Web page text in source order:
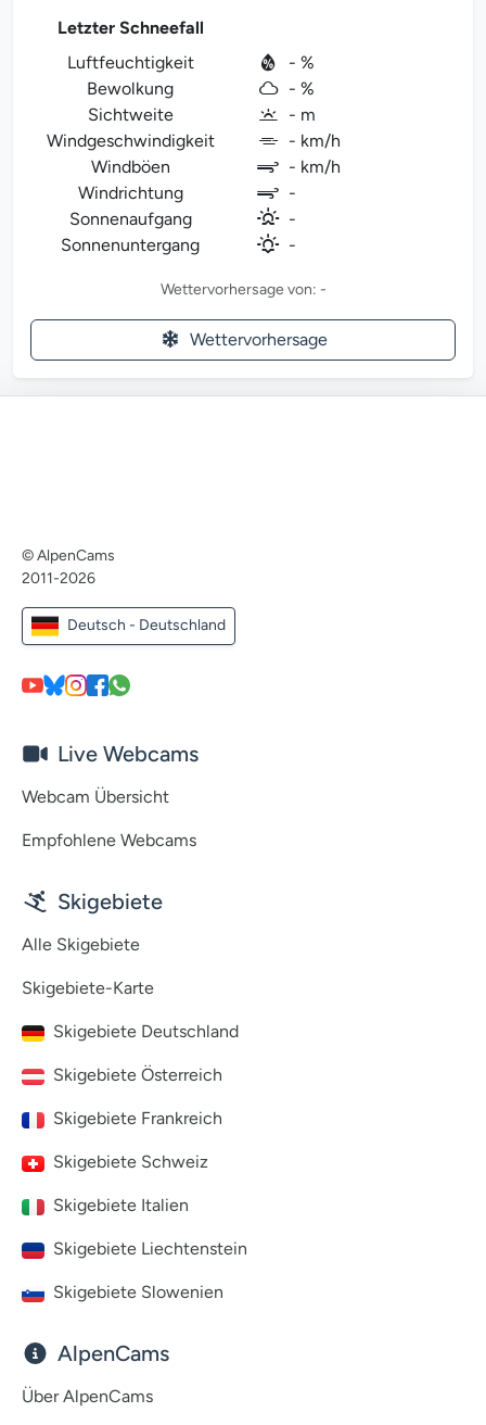
Letzter Schneefall
Luftfeuchtigkeit
- %
Bewolkung
- %
Sichtweite
- m
Windgeschwindigkeit
- km/h
Windböen
- km/h
Windrichtung
-
Sonnenaufgang
-
Sonnenuntergang
-
Wettervorhersage von: -
Wettervorhersage
© AlpenCams
2011-2026
Deutsch - Deutschland
Live Webcams
Webcam Übersicht
Empfohlene Webcams
Skigebiete
Alle Skigebiete
Skigebiete-Karte
Skigebiete Deutschland
Skigebiete Österreich
Skigebiete Frankreich
Skigebiete Schweiz
Skigebiete Italien
Skigebiete Liechtenstein
Skigebiete Slowenien
AlpenCams
Über AlpenCams